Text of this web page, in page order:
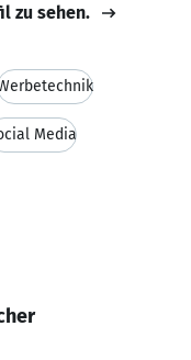
zu sehen.
Media